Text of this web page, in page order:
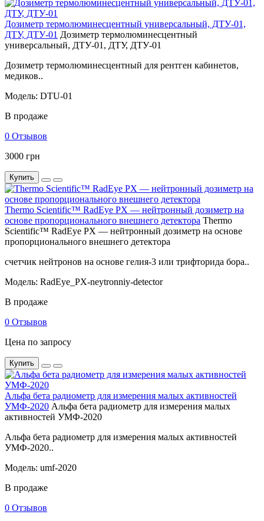
Дозиметр термолюминесцентный универсальный, ДТУ-01,
ДТУ, ДТУ-01 Дозиметр термолюминесцентный
универсальный, ДТУ-01, ДТУ, ДТУ-01
Дозиметр термолюминесцентный для рентген кабинетов,
медиков..
Модель: DTU-01
В продаже
0 Отзывов
3000 грн
Купить
Thermo Scientific™ RadEye PX — нейтронный дозиметр на
основе пропорционального внешнего детектора Thermo
Scientific™ RadEye PX — нейтронный дозиметр на основе
пропорционального внешнего детектора
счетчик нейтронов на основе гелия-3 или трифторида бора..
Модель: RadEye_PX-neytronniy-detector
В продаже
0 Отзывов
Цена по запросу
Купить
Альфа бета радиометр для измерения малых активностей
УМФ-2020 Альфа бета радиометр для измерения малых
активностей УМФ-2020
Альфа бета радиометр для измерения малых активностей
УМФ-2020..
Модель: umf-2020
В продаже
0 Отзывов